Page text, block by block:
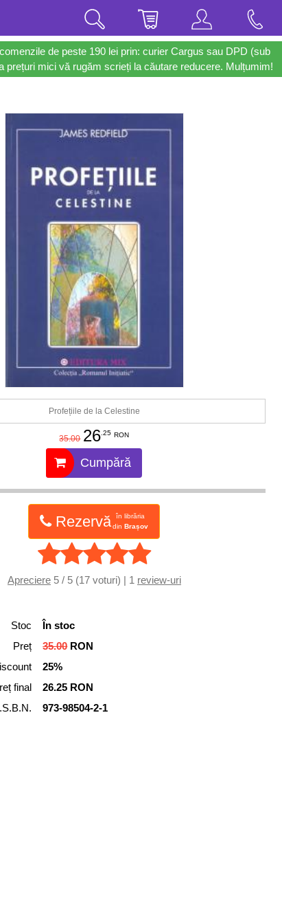
de peste 190 lei prin: curier Cargus sau DPD (sub
mici vă rugăm scrieți la căutare reducere. Mulțumim!
Profețiile de la Celestine
35.00 26 .25 RON
Cumpără
Rezervă
în librăria
dinBrașov
Apreciere5 / 5 (17 voturi) | 1 review-uri
Stoc
În stoc
Preț
35.00RON
25%
final
26.25 RON
973-98504-2-1